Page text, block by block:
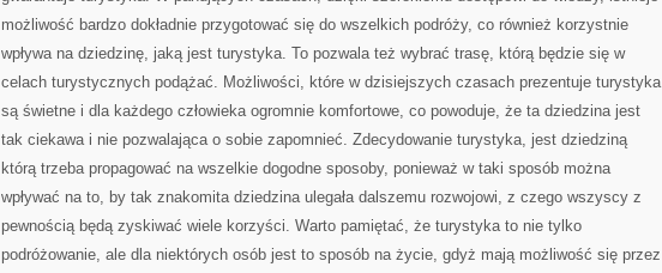
możliwość bardzo dokładnie przygotować się do wszelkich podróży, co również korzystnie
wpływa na dziedzinę, jaką jest turystyka. To pozwala też wybrać trasę, którą będzie się w
celach turystycznych podążać. Możliwości, które w dzisiejszych czasach prezentuje turystyka
są świetne i dla każdego człowieka ogromnie komfortowe, co powoduje, że ta dziedzina jest
tak ciekawa i nie pozwalająca o sobie zapomnieć. Zdecydowanie turystyka, jest dziedziną
którą trzeba propagować na wszelkie dogodne sposoby, ponieważ w taki sposób można
wpływać na to, by tak znakomita dziedzina ulegała dalszemu rozwojowi, z czego wszyscy z
pewnością będą zyskiwać wiele korzyści. Warto pamiętać, że turystyka to nie tylko
podróżowanie, ale dla niektórych osób jest to sposób na życie, gdyż mają możliwość się przez